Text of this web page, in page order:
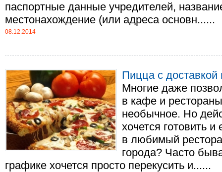
паспортные данные учредителей,
местонахождение (или адреса основн......
08.12.2014
Пицца с доставкой
Многие даже
в кафе и
необычное. Но
хочется готовить и
в любимый
города? Часто
графике хочется просто перекусить и......